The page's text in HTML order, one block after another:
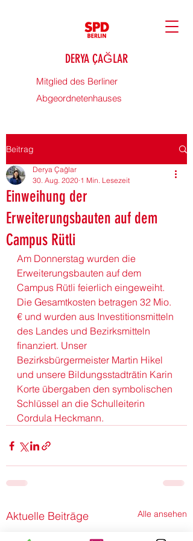
DERYA ÇAĞLAR
Mitglied des Berliner
Abgeordnetenhauses
Beitrag
Einweihung der
Erweiterungsbauten auf dem
Campus Rütli
Derya Çağlar
30. Aug. 2020 1 Min. Lesezeit
Am Donnerstag wurden die
Erweiterungsbauten auf dem
Campus Rütli feierlich eingeweiht.
Die Gesamtkosten betragen 32 Mio.
€ und wurden aus Investitionsmitteln
des Landes und Bezirksmitteln
finanziert. Unser
Bezirksbürgermeister Martin Hikel
und unsere Bildungsstadträtin Karin
Korte übergaben den symbolischen
Schlüssel an die Schulleiterin
Cordula Heckmann.
Aktuelle Beiträge Alle ansehen